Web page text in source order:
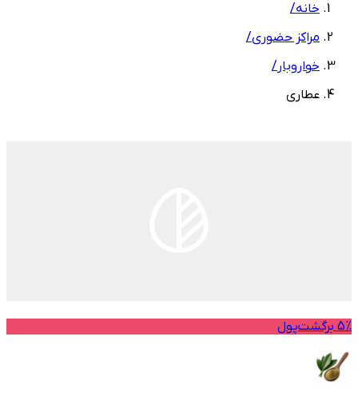
خانه/
مراکز حضوری/
خواروبار/
عطاری
5% برگشت‌پول